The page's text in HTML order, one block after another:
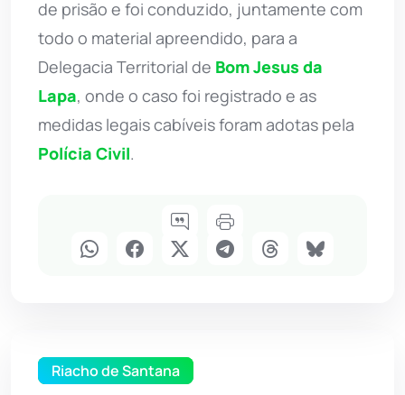
de prisão e foi conduzido, juntamente com
todo o material apreendido, para a
Delegacia Territorial de Bom Jesus da
Lapa, onde o caso foi registrado e as
medidas legais cabíveis foram adotas pela
Polícia Civil.
Riacho de Santana